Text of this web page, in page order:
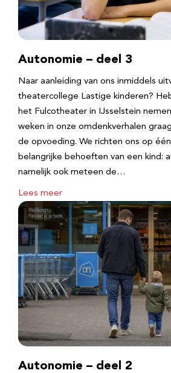
Autonomie – deel 3
Naar aanleiding van ons inmiddels
theatercollege Lastige kinderen?
het Fulcotheater in IJsselstein
weken in onze omdenkverhalen
de opvoeding. We richten ons op
belangrijke behoeften van een kind:
namelijk ook meteen de…
Lees meer
Autonomie – deel 2